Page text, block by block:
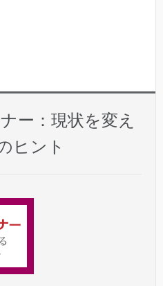
ー：現状を変え
ヒント